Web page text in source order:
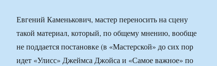
Евгений Каменькович, мастер переносить на сцену
такой материал, который, по общему мнению, вообще
не поддается постановке (в «Мастерской» до сих пор
идет «Улисс» Джеймса Джойса и «Самое важное» по